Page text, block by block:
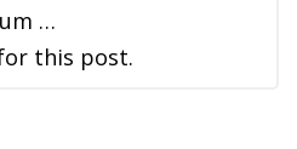
…
this post.